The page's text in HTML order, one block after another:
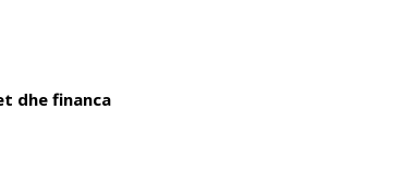
dhe financa